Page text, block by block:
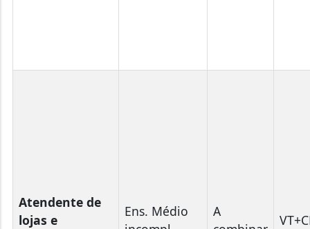
Atendente de
lojas e
Ens. Médio
A